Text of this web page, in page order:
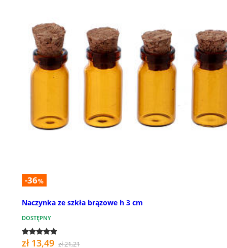
-36%
Naczynka ze szkła brązowe h 3 cm
DOSTĘPNY
zł 13,49 zł 21,21